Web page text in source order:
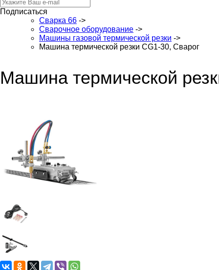
Подписаться
Сварка 66 ->
Сварочное оборудование ->
Машины газовой термической резки ->
Машина термической резки CG1-30, Сварог
Машина термической